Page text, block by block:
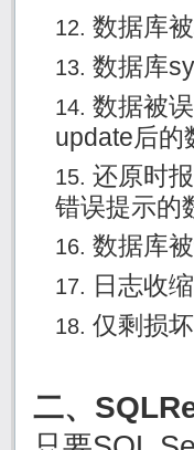
数据库
数据库
数据被
update后的
还原时
错误提示的
数据库
日志收
仅剩损
二、